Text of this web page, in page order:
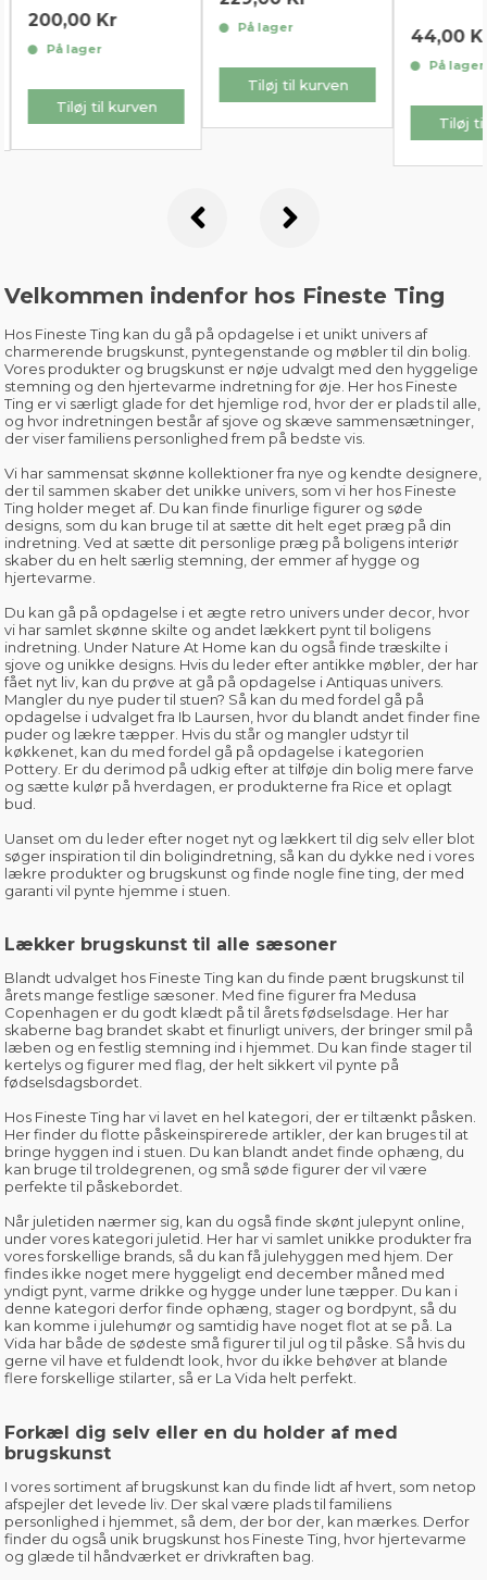
På lager
Velkommen indenfor hos Fineste Ting
Hos Fineste Ting kan du gå på opdagelse i et unikt univers af
charmerende brugskunst, pyntegenstande og møbler til din bolig
Vores produkter og brugskunst er nøje udvalgt med den hyggelige
stemning og den hjertevarme indretning for øje. Her hos Fineste
Ting er vi særligt glade for det hjemlige rod, hvor der er plads til alle,
og hvor indretningen består af sjove og skæve sammensætninger,
der viser familiens personlighed frem på bedste vis.
Vi har sammensat skønne kollektioner fra nye og kendte designere
der til sammen skaber det unikke univers, som vi her hos Fineste
Ting holder meget af. Du kan finde finurlige figurer og søde
designs, som du kan bruge til at sætte dit helt eget præg på din
indretning. Ved at sætte dit personlige præg på boligens interiør
skaber du en helt særlig stemning, der emmer af hygge og
hjertevarme.
Du kan gå på opdagelse i et ægte retro univers under decor , hvor
vi har samlet skønne skilte og andet lækkert pynt til boligens
indretning. Under Nature At Home kan du også finde træskilte i
sjove og unikke designs. Hvis du leder efter antikke møbler, der har
fået nyt liv, kan du prøve at gå på opdagelse iAntiquas univers
Mangler du nye puder til stuen? Så kan du med fordel gå på
opdagelse i udvalget fra Ib Laursen , hvor du blandt andet finderfine
puder og lækre tæpper . Hvis du står og mangler udstyr til
køkkenet, kan du med fordel gå på opdagelse i kategorien
Pottery . Er du derimod på udkig efter at tilføje din bolig mere farve
og sætte kulør på hverdagen, er produkterne fra Rice et oplagt
bud.
Uanset om du leder efter noget nyt og lækkert til dig selv eller blot
søger inspiration til din boligindretning, så kan du dykke ned i vores
lækre produkter og brugskunst og finde nogle fine ting, der med
garanti vil pynte hjemme i stuen.
Lækker brugskunst til alle sæsoner
Blandt udvalget hos Fineste Ting kan du finde pænt brugskunst til
årets mange festlige sæsoner. Med fine figurer fra Medusa
Copenhagen er du godt klædt på til årets fødselsdage. Her har
skaberne bag brandet skabt et finurligt univers, der bringer smil på
læben og en festlig stemning ind i hjemmet. Du kan finde stager til
kertelys og figurer med flag, der helt sikkert vil pynte på
fødselsdagsbordet.
Hos Fineste Ting har vi lavet en hel kategori, der er tiltænkt påsken.
Her finder du flotte påskeinspirerede artikler, der kan bruges til at
bringe hyggen ind i stuen. Du kan blandt andet finde ophæng, du
kan bruge til troldegrenen, og små søde figurer der vil være
perfekte til påskebordet.
Når juletiden nærmer sig, kan du også finde skønt julepynt online,
under vores kategori juletid. Her har vi samlet unikke produkter fra
vores forskellige brands, så du kan få julehyggen med hjem. Der
findes ikke noget mere hyggeligt end december måned med
yndigt pynt, varme drikke og hygge under lune tæpper. Du kan i
denne kategori derfor finde ophæng, stager og bordpynt, så du
kan komme i julehumør og samtidig have noget flot at se på. La
Vida har både de sødeste små figurer til jul og til påske. Så hvis du
gerne vil have et fuldendt look, hvor du ikke behøver at blande
flere forskellige stilarter, så er La Vida helt perfekt.
Forkæl dig selv eller en du holder af med
brugskunst
I vores sortiment af brugskunst kan du finde lidt af hvert, som netop
afspejler det levede liv. Der skal være plads til familiens
personlighed i hjemmet, så dem, der bor der, kan mærkes. Derfor
finder du også unik brugskunst hos Fineste Ting, hvor hjertevarme
og glæde til håndværket er drivkraften bag.